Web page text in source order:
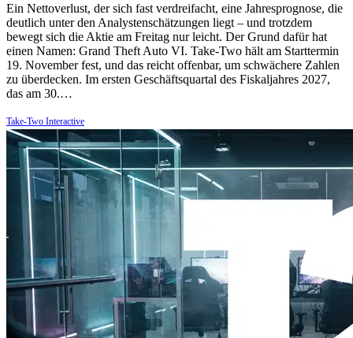
Ein Nettoverlust, der sich fast verdreifacht, eine Jahresprognose, die
deutlich unter den Analystenschätzungen liegt – und trotzdem
bewegt sich die Aktie am Freitag nur leicht. Der Grund dafür hat
einen Namen: Grand Theft Auto VI. Take-Two hält am Starttermin
19. November fest, und das reicht offenbar, um schwächere Zahlen
zu überdecken. Im ersten Geschäftsquartal des Fiskaljahres 2027,
das am 30.…
Take-Two Interactive